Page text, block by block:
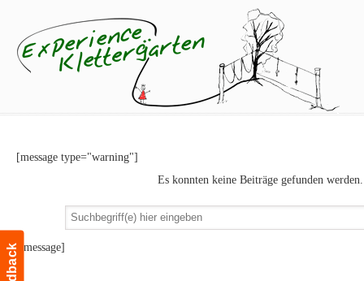
[message type="warning"]
Es konnten keine Beiträge gefunden werden.
[/message]